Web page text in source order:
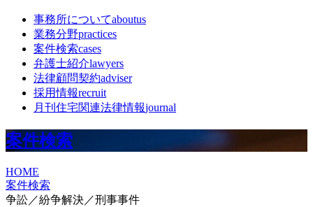
事務所についてaboutus
業務分野practices
案件検索cases
弁護士紹介lawyers
法律顧問契約adviser
採用情報recruit
月刊住宅関連法律情報journal
案件検索
HOME
案件検索
争訟／紛争解決／刑事事件